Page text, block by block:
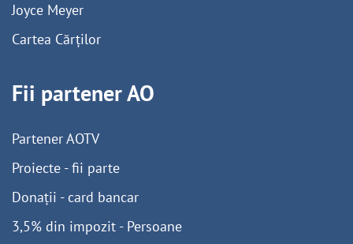
Joyce Meyer
Cartea Cărților
Fii partener AO
Partener AOTV
Proiecte - fii parte
Donații - card bancar
3,5% din impozit - Persoane